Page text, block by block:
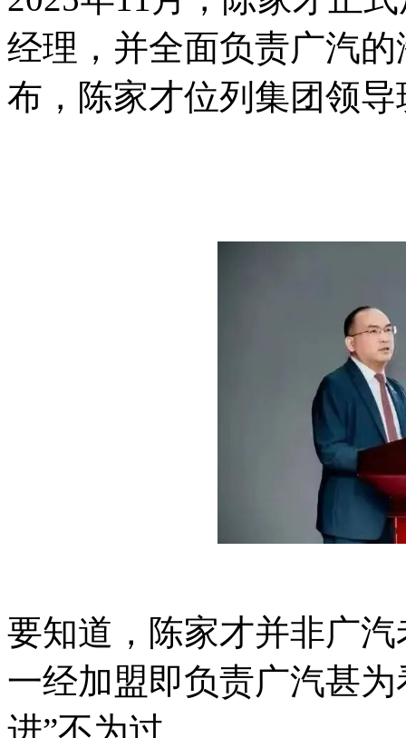
经理，并全面负责广汽
布，陈家才位列集团领
要知道，陈家才并非广
一经加盟即负责广汽甚